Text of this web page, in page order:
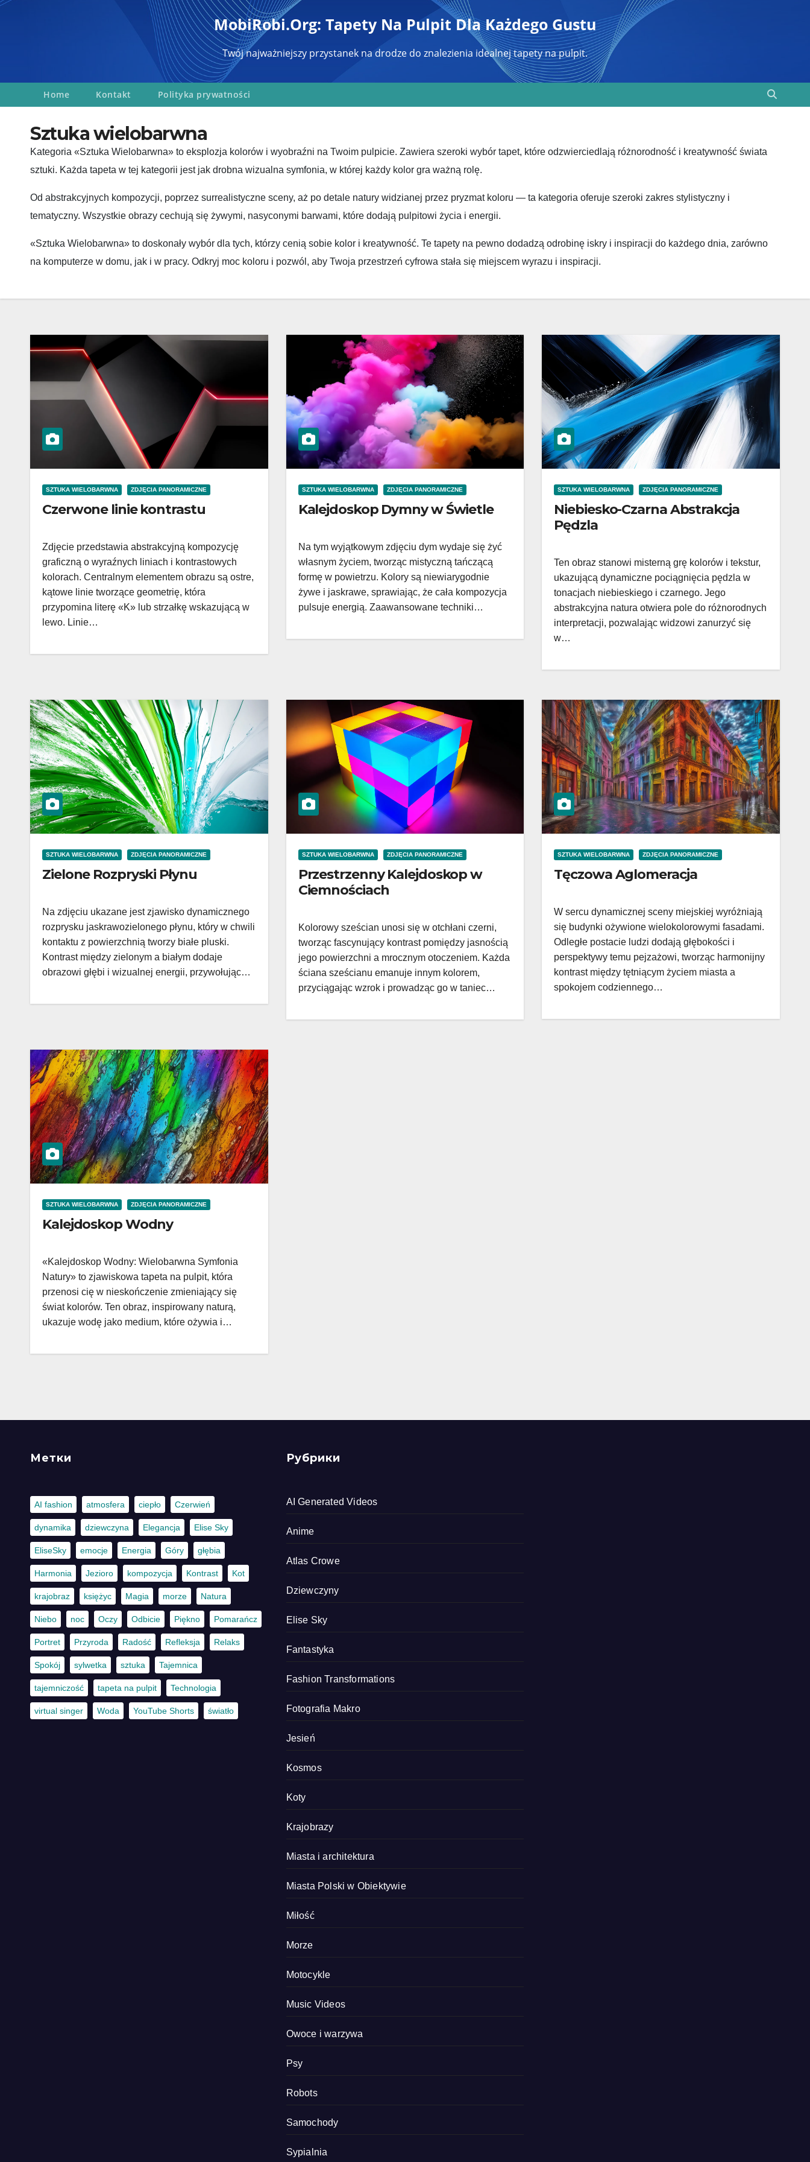
Перейти
MobiRobi.org: Tapety Na Pulpit Dla Każdego Gustu
Twój najważniejszy przystanek na drodze do znalezienia idealnej tapety na pulpit.
Home Kontakt Polityka prywatności
Sztuka wielobarwna
Kategoria «Sztuka Wielobarwna» to eksplozja kolorów i wyobraźni na Twoim pulpicie. Zawiera szeroki wybór tapet, które odzwierciedlają różnorodność i kreatywność świata
sztuki. Każda tapeta w tej kategorii jest jak drobna wizualna symfonia, w której każdy kolor gra ważną rolę.
Od abstrakcyjnych kompozycji, poprzez surrealistyczne sceny, aż po detale natury widzianej przez pryzmat koloru — ta kategoria oferuje szeroki zakres stylistyczny i
tematyczny. Wszystkie obrazy cechują się żywymi, nasyconymi barwami, które dodają pulpitowi życia i energii.
«Sztuka Wielobarwna» to doskonały wybór dla tych, którzy cenią sobie kolor i kreatywność. Te tapety na pewno dodadzą odrobinę iskry i inspiracji do każdego dnia, zarówno
na komputerze w domu, jak i w pracy. Odkryj moc koloru i pozwól, aby Twoja przestrzeń cyfrowa stała się miejscem wyrazu i inspiracji.
SZTUKA WIELOBARWNA ZDJĘCIA PANORAMICZNE
Czerwone linie kontrastu
Zdjęcie przedstawia abstrakcyjną kompozycję
graficzną o wyraźnych liniach i kontrastowych
kolorach. Centralnym elementem obrazu są ostre,
kątowe linie tworzące geometrię, która
przypomina literę «K» lub strzałkę wskazującą w
lewo. Linie…
SZTUKA WIELOBARWNA ZDJĘCIA PANORAMICZNE
Kalejdoskop Dymny w Świetle
Na tym wyjątkowym zdjęciu dym wydaje się żyć
własnym życiem, tworząc mistyczną tańczącą
formę w powietrzu. Kolory są niewiarygodnie
żywe i jaskrawe, sprawiając, że cała kompozycja
pulsuje energią. Zaawansowane techniki…
SZTUKA WIELOBARWNA ZDJĘCIA PANORAMICZNE
Niebiesko-Czarna Abstrakcja
Pędzla
Ten obraz stanowi misterną grę kolorów i tekstur,
ukazującą dynamiczne pociągnięcia pędzla w
tonacjach niebieskiego i czarnego. Jego
abstrakcyjna natura otwiera pole do różnorodnych
interpretacji, pozwalając widzowi zanurzyć się
w…
SZTUKA WIELOBARWNA ZDJĘCIA PANORAMICZNE
Zielone Rozpryski Płynu
Na zdjęciu ukazane jest zjawisko dynamicznego
rozprysku jaskrawozielonego płynu, który w chwili
kontaktu z powierzchnią tworzy białe pluski.
Kontrast między zielonym a białym dodaje
obrazowi głębi i wizualnej energii, przywołując…
SZTUKA WIELOBARWNA ZDJĘCIA PANORAMICZNE
Przestrzenny Kalejdoskop w
Ciemnościach
Kolorowy sześcian unosi się w otchłani czerni,
tworząc fascynujący kontrast pomiędzy jasnością
jego powierzchni a mrocznym otoczeniem. Każda
ściana sześcianu emanuje innym kolorem,
przyciągając wzrok i prowadząc go w taniec…
SZTUKA WIELOBARWNA ZDJĘCIA PANORAMICZNE
Tęczowa Aglomeracja
W sercu dynamicznej sceny miejskiej wyróżniają
się budynki ożywione wielokolorowymi fasadami.
Odległe postacie ludzi dodają głębokości i
perspektywy temu pejzażowi, tworząc harmonijny
kontrast między tętniącym życiem miasta a
spokojem codziennego…
SZTUKA WIELOBARWNA ZDJĘCIA PANORAMICZNE
Kalejdoskop Wodny
«Kalejdoskop Wodny: Wielobarwna Symfonia
Natury» to zjawiskowa tapeta na pulpit, która
przenosi cię w nieskończenie zmieniający się
świat kolorów. Ten obraz, inspirowany naturą,
ukazuje wodę jako medium, które ożywia i…
Метки
AI fashion atmosfera ciepło Czerwień
dynamika dziewczyna Elegancja Elise Sky
EliseSky emocje Energia Góry głębia
Harmonia Jezioro kompozycja Kontrast Kot
krajobraz księżyc Magia morze Natura
Niebo noc Oczy Odbicie Piękno Pomarańcz
Portret Przyroda Radość Refleksja Relaks
Spokój sylwetka sztuka Tajemnica
tajemniczość tapeta na pulpit Technologia
virtual singer Woda YouTube Shorts światło
Рубрики
AI Generated Videos
Anime
Atlas Crowe
Dziewczyny
Elise Sky
Fantastyka
Fashion Transformations
Fotografia Makro
Jesień
Kosmos
Koty
Krajobrazy
Miasta i architektura
Miasta Polski w Obiektywie
Miłość
Morze
Motocykle
Music Videos
Owoce i warzywa
Psy
Robots
Samochody
Sypialnia